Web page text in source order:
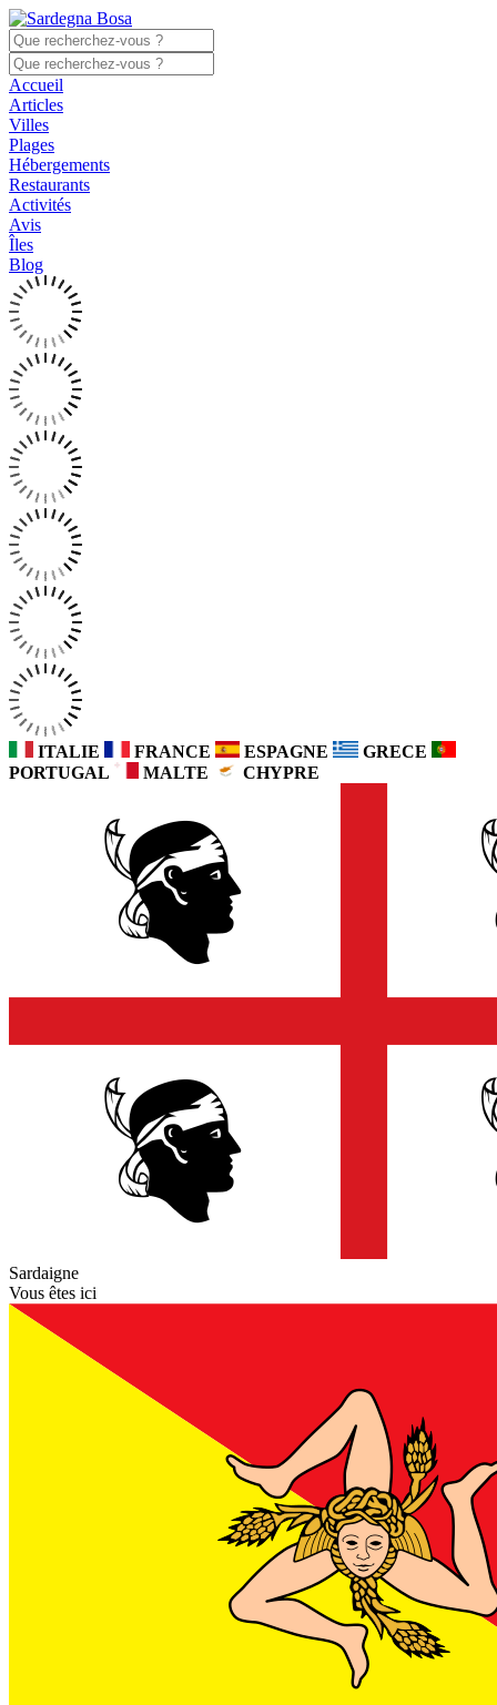
Accueil
Articles
Villes
Plages
Hébergements
Restaurants
Activités
Avis
Îles
Blog
ITALIE FRANCE ESPAGNE
GRECE
PORTUGAL
MALTE CHYPRE
Sardaigne
Vous êtes ici